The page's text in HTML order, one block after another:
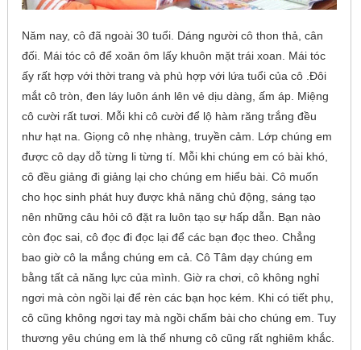
Năm nay, cô đã ngoài 30 tuổi. Dáng người cô thon thả, cân
đối. Mái tóc cô để xoăn ôm lấy khuôn mặt trái xoan. Mái tóc
ấy rất hợp với thời trang và phù hợp với lứa tuổi của cô .Đôi
mắt cô tròn, đen láy luôn ánh lên vẻ dịu dàng, ấm áp. Miệng
cô cười rất tươi. Mỗi khi cô cười để lộ hàm răng trắng đều
như hạt na. Giọng cô nhẹ nhàng, truyền cảm. Lớp chúng em
được cô dạy dỗ từng li từng tí. Mỗi khi chúng em có bài khó,
cô đều giảng đi giảng lại cho chúng em hiểu bài. Cô muốn
cho học sinh phát huy được khả năng chủ động, sáng tạo
nên những câu hỏi cô đặt ra luôn tạo sự hấp dẫn. Bạn nào
còn đọc sai, cô đọc đi đọc lại để các bạn đọc theo. Chẳng
bao giờ cô la mắng chúng em cả. Cô Tâm dạy chúng em
bằng tất cả năng lực của mình. Giờ ra chơi, cô không nghỉ
ngơi mà còn ngồi lại để rèn các bạn học kém. Khi có tiết phụ,
cô cũng không ngơi tay mà ngồi chấm bài cho chúng em. Tuy
thương yêu chúng em là thế nhưng cô cũng rất nghiêm khắc.